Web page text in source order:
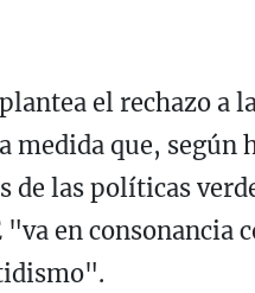
el rechazo a
medida que,
de las políticas
"va en consonancia